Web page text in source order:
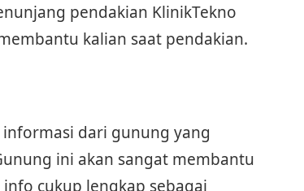
pendakian KlinikTekno
kalian saat pendakian.
dari gunung yang
ini akan sangat membantu
cukup lengkap sebagai